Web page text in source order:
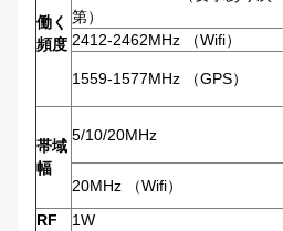
働く
頻度
第）
2412-2462MHz （Wifi）
1559-1577MHz （GPS）
帯域
幅
5/10/20MHz
20MHz （Wifi）
RF
1W